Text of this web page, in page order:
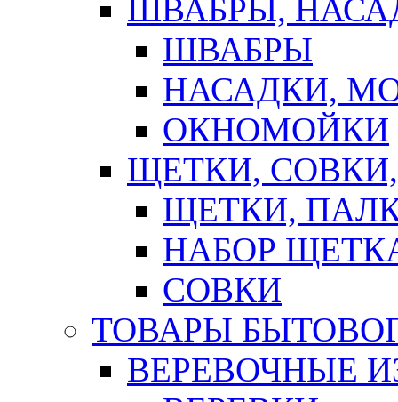
ШВАБРЫ,
ШВАБРЫ
НАСАДКИ,
ОКНОМОЙКИ
ЩЕТКИ,
ЩЕТКИ,
НАБОР
СОВКИ
ТОВАРЫ
ВЕРЕВОЧНЫЕ